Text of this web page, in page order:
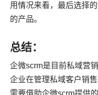
用情况来看，最后选择
的产品。
总结：
企微scrm是目前私域营
企业在管理私域客户销
需要借助企微scrm提供